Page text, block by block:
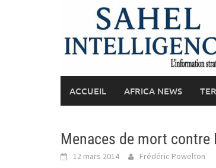
ACCUEIL AFRICA NEWS
Menaces de mort contre
12 mars 2014 Frédéric Powelton